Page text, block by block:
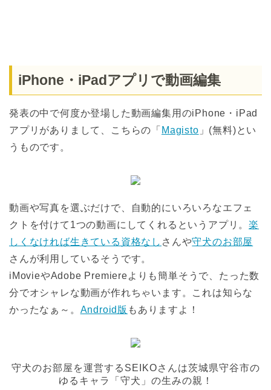
iPhone・iPadアプリで動画編集
発表の中で何度か登場した動画編集用のiPhone・iPad
アプリがありまして、こちらの「 Magisto 」(無料)とい
うものです。
動画や写真を選ぶだけで、自動的にいろいろなエフェ
クトを付けて1つの動画にしてくれるというアプリ。楽
しくなければ生きている資格なし さんや守犬のお部屋
さんが利用しているそうです。
iMovieやAdobe Premiereよりも簡単そうで、たった数
分でオシャレな動画が作れちゃいます。これは知らな
かったなぁ～。 Android版 もありますよ！
守犬のお部屋を運営するSEIKOさんは茨城県守谷市の
ゆるキャラ「守犬」の生みの親！